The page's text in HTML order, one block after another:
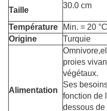
Taille
30.0 cm
Température
Min. = 20
Origine
Turquie
Alimentation
proies
végétaux.
Ses
fonction de
dessous de